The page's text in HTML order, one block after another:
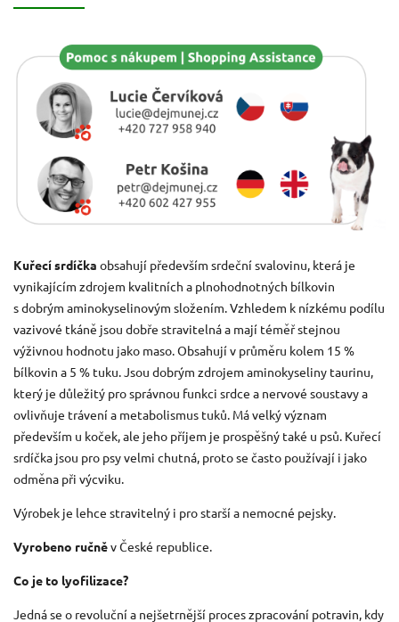
Kuřecí srdíčka obsahují především srdeční svalovinu, která je
vynikajícím zdrojem kvalitních a plnohodnotných bílkovin
s dobrým aminokyselinovým složením. Vzhledem k nízkému podílu
vazivové tkáně jsou dobře stravitelná a mají téměř stejnou
výživnou hodnotu jako maso. Obsahují v průměru kolem 15 %
bílkovin a 5 % tuku. Jsou dobrým zdrojem aminokyseliny taurinu,
který je důležitý pro správnou funkci srdce a nervové soustavy a
ovlivňuje trávení a metabolismus tuků. Má velký význam
především u koček, ale jeho příjem je prospěšný také u psů. Kuřecí
srdíčka jsou pro psy velmi chutná, proto se často používají i jako
odměna při výcviku.
Výrobek je lehce stravitelný i pro starší a nemocné pejsky.
Vyrobeno ručněv České republice.
Co je to lyofilizace?
Jedná se o revoluční a nejšetrnější proces zpracování potravin, kdy